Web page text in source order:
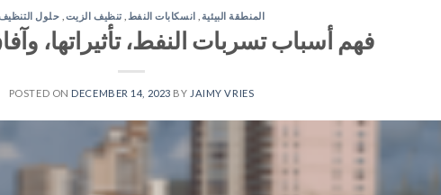
المنطقة البيئية انسكابات النفط تنظيف الزيت حلول
فهم أسباب تسربات النفط، تأثيراتها،
POSTED ON DECEMBER 14, 2023 BY JAIMY VRIES